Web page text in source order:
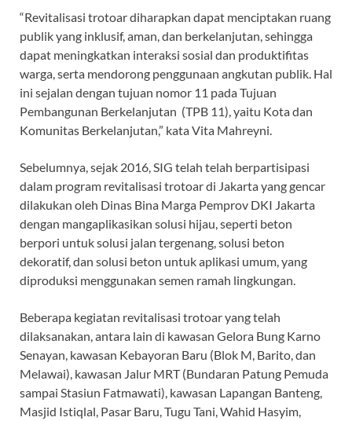
“Revitalisasi trotoar diharapkan dapat menciptakan ruang
publik yang inklusif, aman, dan berkelanjutan, sehingga
dapat meningkatkan interaksi sosial dan produktifitas
warga, serta mendorong penggunaan angkutan publik. Hal
ini sejalan dengan tujuan nomor 11 pada Tujuan
Pembangunan Berkelanjutan (TPB 11), yaitu Kota dan
Komunitas Berkelanjutan,” kata Vita Mahreyni.
Sebelumnya, sejak 2016, SIG telah telah berpartisipasi
dalam program revitalisasi trotoar di Jakarta yang gencar
dilakukan oleh Dinas Bina Marga Pemprov DKI Jakarta
dengan mangaplikasikan solusi hijau, seperti beton
berpori untuk solusi jalan tergenang, solusi beton
dekoratif, dan solusi beton untuk aplikasi umum, yang
diproduksi menggunakan semen ramah lingkungan.
Beberapa kegiatan revitalisasi trotoar yang telah
dilaksanakan, antara lain di kawasan Gelora Bung Karno
Senayan, kawasan Kebayoran Baru (Blok M, Barito, dan
Melawai), kawasan Jalur MRT (Bundaran Patung Pemuda
sampai Stasiun Fatmawati), kawasan Lapangan Banteng,
Masjid Istiqlal, Pasar Baru, Tugu Tani, Wahid Hasyim,